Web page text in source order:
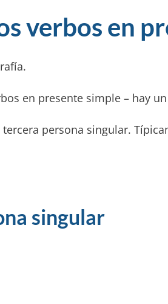
verbos en
en presente simple – hay
tercera persona singular.
singular